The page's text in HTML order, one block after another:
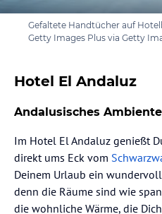
Gefaltete Handtücher auf
Getty Images Plus via Getty
Hotel El Andaluz
Andalusisches Ambiente
Im Hotel El Andaluz genießt
direkt ums Eck vom
Deinem Urlaub ein
denn die Räume sind wie
die wohnliche Wärme, die